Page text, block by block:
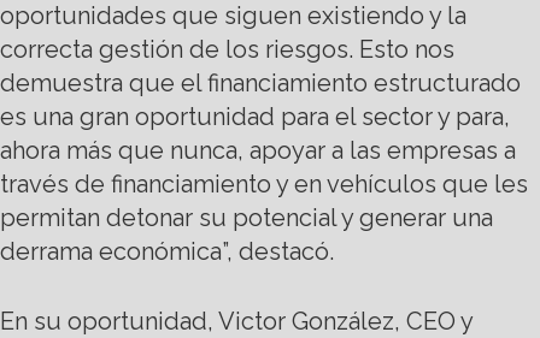
oportunidades que siguen existiendo y la
correcta gestión de los riesgos. Esto nos
demuestra que el financiamiento estructurado
es una gran oportunidad para el sector y para,
ahora más que nunca, apoyar a las empresas a
través de financiamiento y en vehículos que les
permitan detonar su potencial y generar una
derrama económica”, destacó.
En su oportunidad, Victor González, CEO y